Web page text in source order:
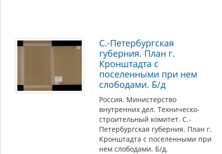
С.-Петербургская
губерния. План г.
Кронштадта с
поселенными при нем
слободами. Б/д
Россия. Министерство
внутренних дел. Техническо-
строительный комитет. С.-
Петербургская губерния. План г.
Кронштадта с поселенными при
нем слободами. Б/д.